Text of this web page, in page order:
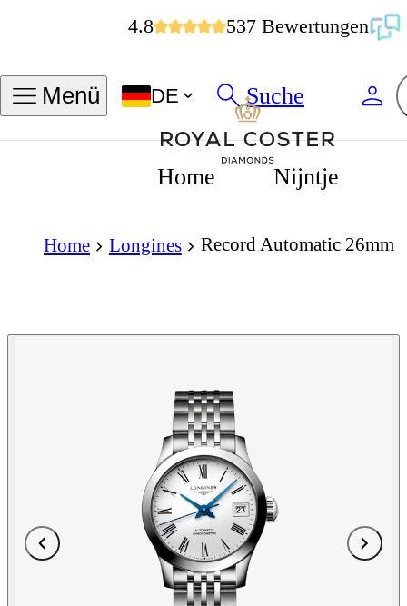
4.8 537 Bewertungen
Menü DE Suche
Home Nijntje
Home Longines Record Automatic 26mm